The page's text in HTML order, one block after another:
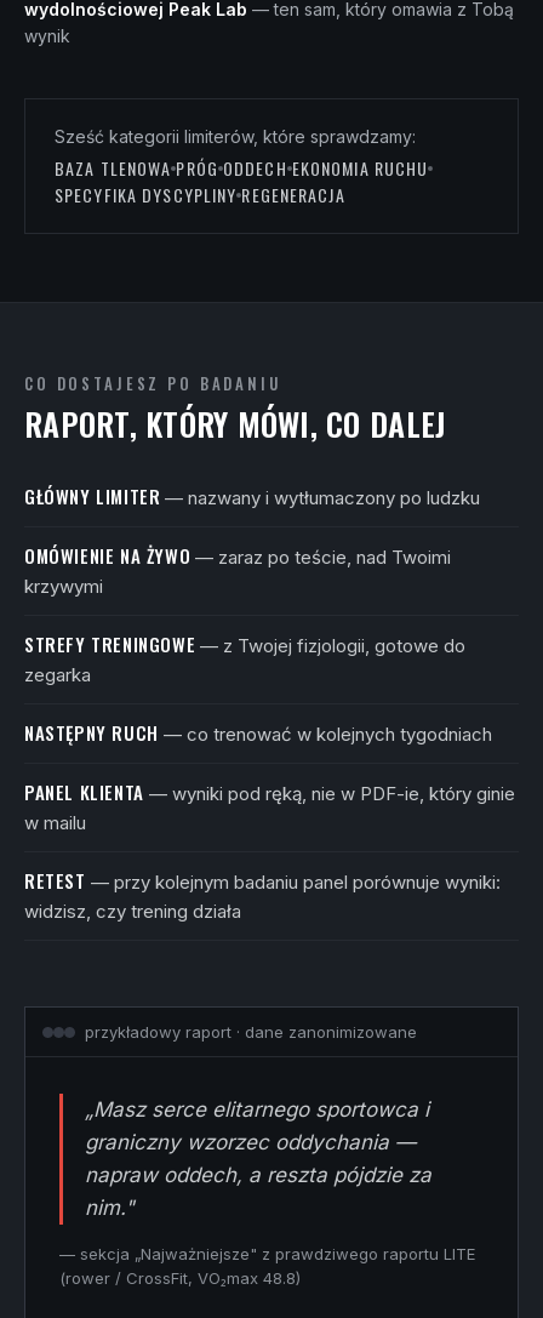
wydolnościowej Peak Lab — ten sam, który omawia z Tobą
wynik
Sześć kategorii limiterów, które sprawdzamy:
BAZA TLENOWA PRÓG ODDECH EKONOMIA RUCHU
SPECYFIKA DYSCYPLINY REGENERACJA
CO DOSTAJESZ PO BADANIU
RAPORT, KTÓRY MÓWI, CO DALEJ
GŁÓWNY LIMITER — nazwany i wytłumaczony po ludzku
OMÓWIENIE NA ŻYWO — zaraz po teście, nad Twoimi
krzywymi
STREFY TRENINGOWE — z Twojej fizjologii, gotowe do
zegarka
NASTĘPNY RUCH — co trenować w kolejnych tygodniach
PANEL KLIENTA — wyniki pod ręką, nie w PDF-ie, który ginie
w mailu
RETEST — przy kolejnym badaniu panel porównuje wyniki:
widzisz, czy trening działa
przykładowy raport · dane zanonimizowane
„Masz serce elitarnego sportowca i
graniczny wzorzec oddychania —
napraw oddech, a reszta pójdzie za
nim."
— sekcja „Najważniejsze" z prawdziwego raportu LITE
(rower / CrossFit, VO₂max 48.8)